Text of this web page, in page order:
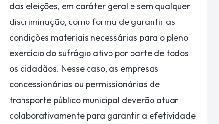
das eleições, em caráter geral e sem qualquer
discriminação, como forma de garantir as
condições materiais necessárias para o pleno
exercício do sufrágio ativo por parte de todos
os cidadãos. Nesse caso, as empresas
concessionárias ou permissionárias de
transporte público municipal deverão atuar
colaborativamente para garantir a efetividade